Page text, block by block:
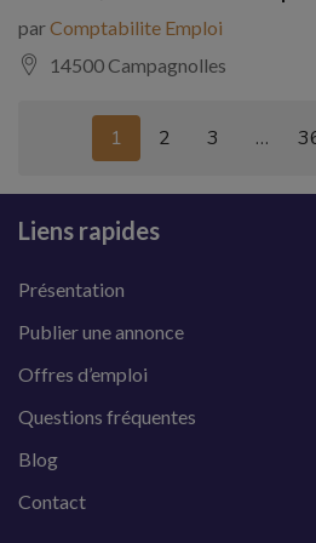
parComptabilite Emploi
14500 Campagnolles
1 2 3 …
Liens rapides
Présentation
Publier une annonce
Offres d’emploi
Questions fréquentes
Blog
Contact